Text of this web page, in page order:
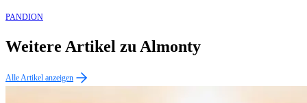
PANDION
Weitere Artikel zu Almonty
Alle Artikel anzeigen